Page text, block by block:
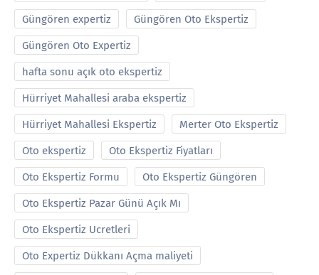
Güngören expertiz Güngören Oto Ekspertiz
Güngören Oto Expertiz
hafta sonu açık oto ekspertiz
Hürriyet Mahallesi araba ekspertiz
Hürriyet Mahallesi Ekspertiz Merter Oto Ekspertiz
Oto ekspertiz Oto Ekspertiz Fiyatları
Oto Ekspertiz Formu Oto Ekspertiz Güngören
Oto Ekspertiz Pazar Günü Açık Mı
Oto Ekspertiz Ucretleri
Oto Expertiz Dükkanı Açma maliyeti